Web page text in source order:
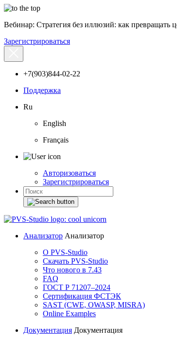
Вебинар: Стратегия без иллюзий: как превращать
Зарегистрироваться
+7(903)844-02-22
Поддержка
Ru
English
Français
Авторизоваться
Зарегистрироваться
Анализатор Анализатор
О PVS-Studio
Скачать PVS-Studio
Что нового в 7.43
FAQ
ГОСТ Р 71207–2024
Сертификация ФСТЭК
SAST (CWE, OWASP, MISRA)
Online Examples
Документация Документация